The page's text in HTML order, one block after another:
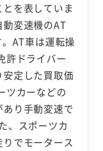
を表していま
変速機のAT
AT車は運転操
許ドライバー
定した買取価
ツカーなどの
り手動変速で
、スポーツカ
でモータース